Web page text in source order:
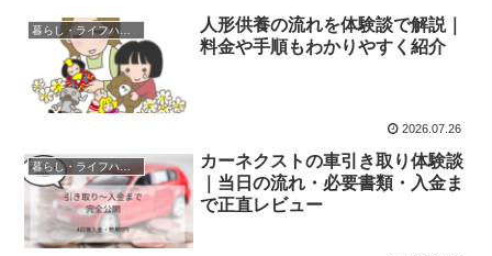
暮らし・ライフハック
人形供養の流れを体験談で解説｜
料金や手順もわかりやすく紹介
2026.07.26
暮らし・ライフハック
カーネクストの車引き取り体験談
｜当日の流れ・必要書類・入金ま
で正直レビュー